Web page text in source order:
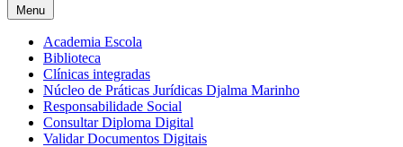
Menu
Academia Escola
Biblioteca
Clínicas integradas
Núcleo de Práticas Jurídicas Djalma Marinho
Responsabilidade Social
Consultar Diploma Digital
Validar Documentos Digitais